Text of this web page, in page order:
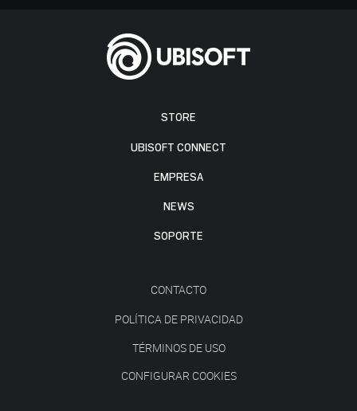
STORE
UBISOFT CONNECT
EMPRESA
NEWS
SOPORTE
CONTACTO
POLÍTICA DE PRIVACIDAD
TÉRMINOS DE USO
CONFIGURAR COOKIES